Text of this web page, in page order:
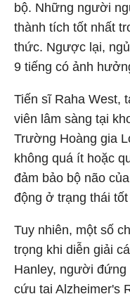
bộ. Những người
thành tích tốt nhất
thức. Ngược lại,
9 tiếng có ảnh
Tiến sĩ Raha West,
viên lâm sàng tại
Trường Hoàng gia
không quá ít hoặc
đảm bảo bộ não
động ở trạng thái tốt
Tuy nhiên, một số
trọng khi diễn giải
Hanley, người
cứu tại Alzheimer's